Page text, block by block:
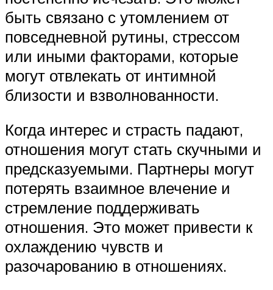
быть связано с утомлением от
повседневной рутины, стрессом
или иными факторами, которые
могут отвлекать от интимной
близости и взволнованности.
Когда интерес и страсть падают,
отношения могут стать скучными и
предсказуемыми. Партнеры могут
потерять взаимное влечение и
стремление поддерживать
отношения. Это может привести к
охлаждению чувств и
разочарованию в отношениях.